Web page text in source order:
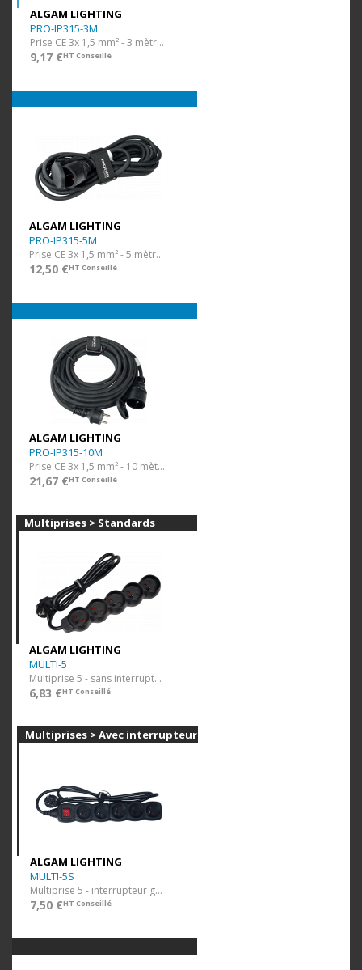
ALGAM LIGHTING
PRO-IP315-3M
Prise CE 3x 1,5 mm² - 3 mètres - IP44
9,17 €HT Conseillé
ALGAM LIGHTING
PRO-IP315-5M
Prise CE 3x 1,5 mm² - 5 mètres - IP44
12,50 €HT Conseillé
ALGAM LIGHTING
PRO-IP315-10M
Prise CE 3x 1,5 mm² - 10 mètres - IP44
21,67 €HT Conseillé
Multiprises > Standards
ALGAM LIGHTING
MULTI-5
Multiprise 5 - sans interrupteur
6,83 €HT Conseillé
Multiprises > Avec interrupteurs
ALGAM LIGHTING
MULTI-5S
Multiprise 5 - interrupteur général
7,50 €HT Conseillé